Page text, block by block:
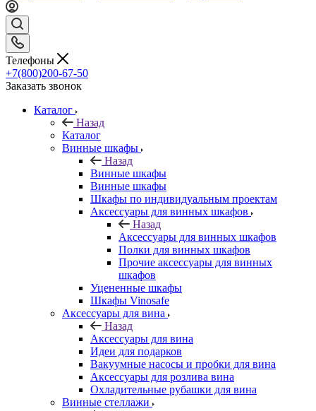
Телефоны
+7(800)200-67-50
Заказать звонок
Каталог
Назад
Каталог
Винные шкафы
Назад
Винные шкафы
Винные шкафы
Шкафы по индивидуальным проектам
Аксессуары для винных шкафов
Назад
Аксессуары для винных шкафов
Полки для винных шкафов
Прочие аксессуары для винных
шкафов
Уцененные шкафы
Шкафы Vinosafe
Аксессуары для вина
Назад
Аксессуары для вина
Идеи для подарков
Вакуумные насосы и пробки для вина
Аксессуары для розлива вина
Охладительные рубашки для вина
Винные стеллажи